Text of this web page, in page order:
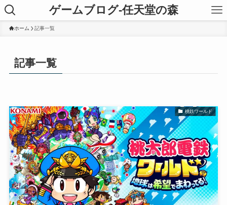
ゲームブログ-任天堂の森
ホーム 記事一覧
記事一覧
桃鉄ワールド